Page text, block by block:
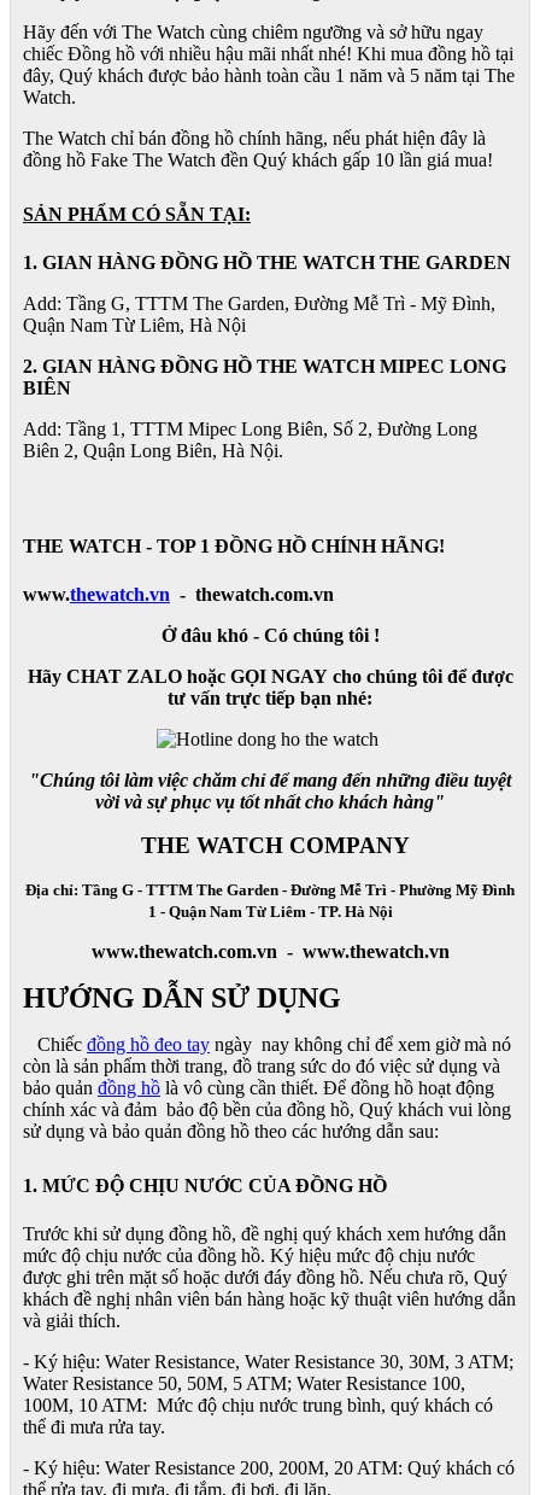
Hãy đến với The Watch cùng chiêm ngưỡng và sở hữu ngay
chiếc Đồng hồ với nhiều hậu mãi nhất nhé! Khi mua đồng hồ tại
đây, Quý khách được bảo hành toàn cầu 1 năm và 5 năm tại The
Watch.
The Watch chỉ bán đồng hồ chính hãng, nếu phát hiện đây là
đồng hồ Fake The Watch đền Quý khách gấp 10 lần giá mua!
SẢN PHẨM CÓ SẴN TẠI:
1. GIAN HÀNG ĐỒNG HỒ THE WATCH THE GARDEN
Add: Tầng G, TTTM The Garden, Đường Mễ Trì - Mỹ Đình,
Quận Nam Từ Liêm, Hà Nội
2. GIAN HÀNG ĐỒNG HỒ THE WATCHMIPEC LONG
BIÊN
Add: Tầng 1, TTTM Mipec Long Biên, Số 2, Đường Long
Biên 2, Quận Long Biên, Hà Nội.
THE WATCH - TOP 1 ĐỒNG HỒ CHÍNH HÃNG!
www.thewatch.vn - thewatch.com.vn
Ở đâu khó - Có chúng tôi !
Hãy CHAT ZALO hoặc GỌI NGAY cho chúng tôi để được
tư vấn trực tiếp bạn nhé:
"Chúng tôi làm việc chăm chỉ để mang đến những điều tuyệt
vời và sự phục vụ tốt nhất cho khách hàng"
THE WATCH COMPANY
Địa chỉ: Tầng G - TTTM The Garden - Đường Mễ Trì - Phường Mỹ Đình
1 - Quận Nam Từ Liêm - TP. Hà Nội
www.thewatch.com.vn - www.thewatch.vn
HƯỚNG DẪN SỬ DỤNG
Chiếc đồng hồ đeo tay ngày nay không chỉ để xem giờ mà nó
còn là sản phẩm thời trang, đồ trang sức do đó việc sử dụng và
bảo quản đồng hồ là vô cùng cần thiết. Để đồng hồ hoạt động
chính xác và đảm bảo độ bền của đồng hồ, Quý khách vui lòng
sử dụng và bảo quản đồng hồ theo các hướng dẫn sau:
1. MỨC ĐỘ CHỊU NƯỚC CỦA ĐỒNG HỒ
Trước khi sử dụng đồng hồ, đề nghị quý khách xem hướng dẫn
mức độ chịu nước của đồng hồ. Ký hiệu mức độ chịu nước
được ghi trên mặt số hoặc dưới đáy đồng hồ. Nếu chưa rõ, Quý
khách đề nghị nhân viên bán hàng hoặc kỹ thuật viên hướng dẫn
và giải thích.
- Ký hiệu: Water Resistance, Water Resistance 30, 30M, 3 ATM;
Water Resistance 50, 50M, 5 ATM; Water Resistance 100,
100M, 10 ATM: Mức độ chịu nước trung bình, quý khách có
thể đi mưa rửa tay.
- Ký hiệu: Water Resistance 200, 200M, 20 ATM: Quý khách có
thể rửa tay, đi mưa, đi tắm, đi bơi, đi lặn.